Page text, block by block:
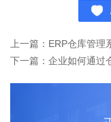
上一篇：ERP仓库管
下一篇：企业如何通过